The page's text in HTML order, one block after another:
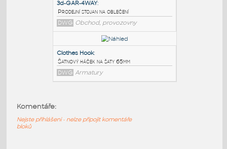
DWG Koupelna, WC
Jazz háček JZ28:
Doplňky koupelen Jazz Jazz háček JZ28
UNSPSC:52171000 SfB: (43×94×43)
DWG Koupelna, WC
Prodejní stojan na oblečení
Komentáře:
Nejste přihlášeni - nelze připojit komentáře
bloků